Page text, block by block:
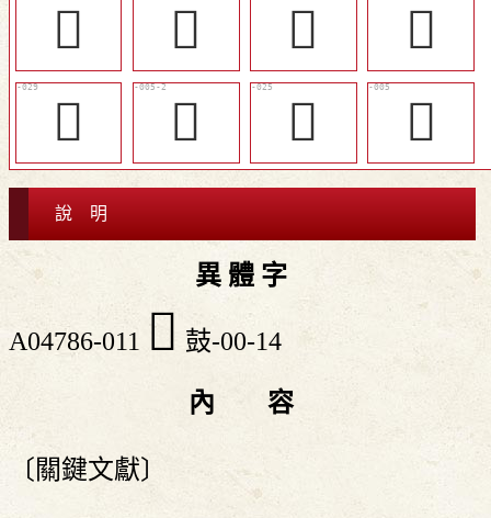
𪔐
󷀬 󷀤
󷀩
󷀯
󷀛 󷀫 𪔨
說 明
異 體 字
A04786-011 󷀞 鼓-00-14
內 容
〔關鍵文獻〕